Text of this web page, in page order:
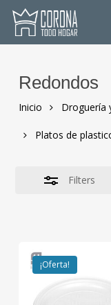
Skip
main
Redondos
Inicio Droguería
Platos de
Filters
¡Oferta!